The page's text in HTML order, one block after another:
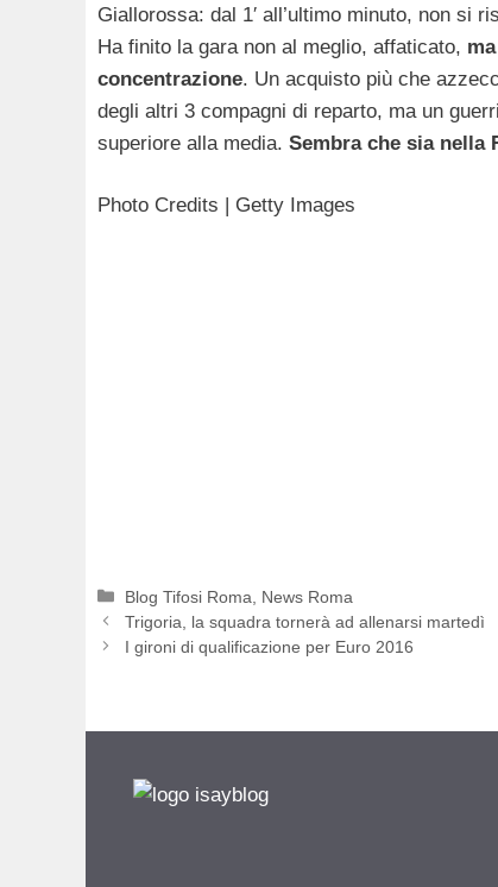
Giallorossa: dal 1′ all’ultimo minuto, non si
Ha finito la gara non al meglio, affaticato,
concentrazione. Un acquisto più che
degli altri 3 compagni di reparto, ma un
superiore alla media. Sembra che sia nella
Photo Credits | Getty Images
Categorie
Blog Tifosi Roma
News Roma
Trigoria, la squadra tornerà ad allenarsi martedì
I gironi di qualificazione per Euro 2016